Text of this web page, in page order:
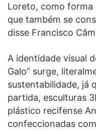
Loreto, como forma
que também se
disse Francisco
A identidade visual
Galo” surge,
sustentabilidade, já
partida, esculturas
plástico recifense
confeccionadas